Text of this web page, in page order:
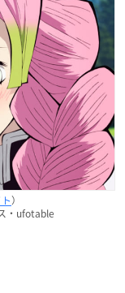
）
・ufotable